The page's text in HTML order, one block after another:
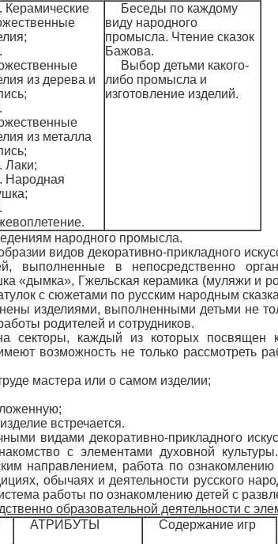
Керамические
из дерева и
из металла
Лаки;
Народная
Беседы по каждому
виду народного
промысла. Чтение сказок
Бажова.
Выбор детьми какого-
либо промысла и
изготовление изделий.
народного промысла.
видов декоративно-прикладного
выполненные в непосредственно
«дымка», Гжельская керамика (муляжи и
с сюжетами по русским народным
изделиями, выполненными детьми не
родителей и сотрудников.
секторы, каждый из которых посвящен
возможность не только рассмотреть
мастера или о самом изделии;
встречается.
видами декоративно-прикладного
с элементами духовной
направлением, работа по
обычаях и деятельности русского
работы по ознакомлению детей с
образовательной деятельности с
АТРИБУТЫ Содержание игр